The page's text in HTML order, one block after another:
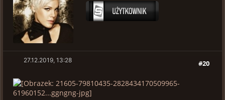
#20
27.12.2019, 13:28